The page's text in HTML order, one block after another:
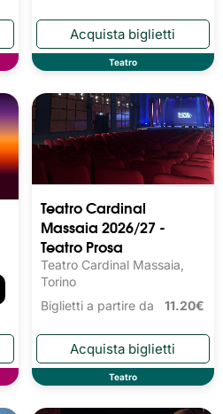
Teatro
Teatro Cardinal
Massaia 2026/27 -
Teatro Prosa
Teatro Cardinal Massaia,
Torino
Biglietti a partire da 11.20€
Teatro